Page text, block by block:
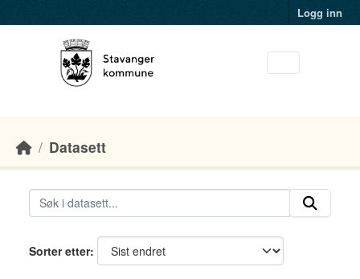
Logg inn
Datasett
Sorter etter